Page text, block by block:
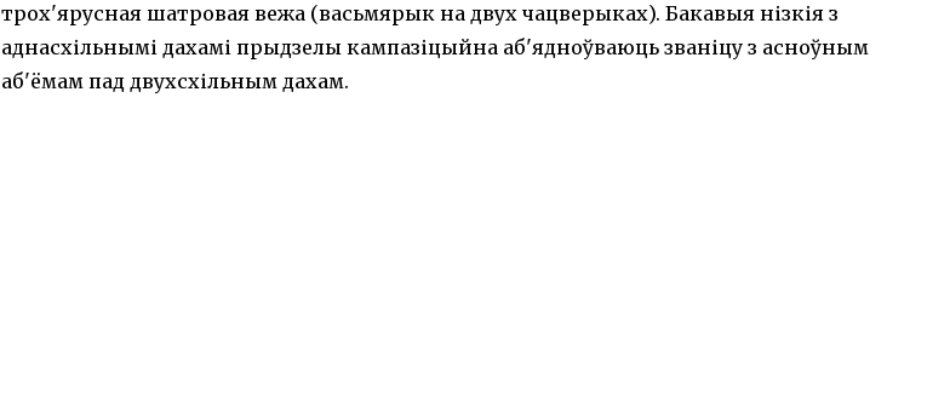
трох'ярусная шатровая вежа (васьмярык на двух чацверыках). Бакавыя нізкія з
аднасхільнымі дахамі прыдзелы кампазіцыйна аб'ядноўваюць званіцу з асноўным
аб'ёмам пад двухсхільным дахам.